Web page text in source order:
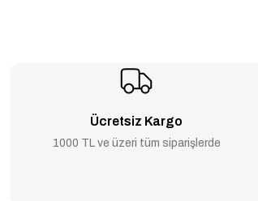
Ücretsiz Kargo
1000 TL ve üzeri tüm siparişlerde